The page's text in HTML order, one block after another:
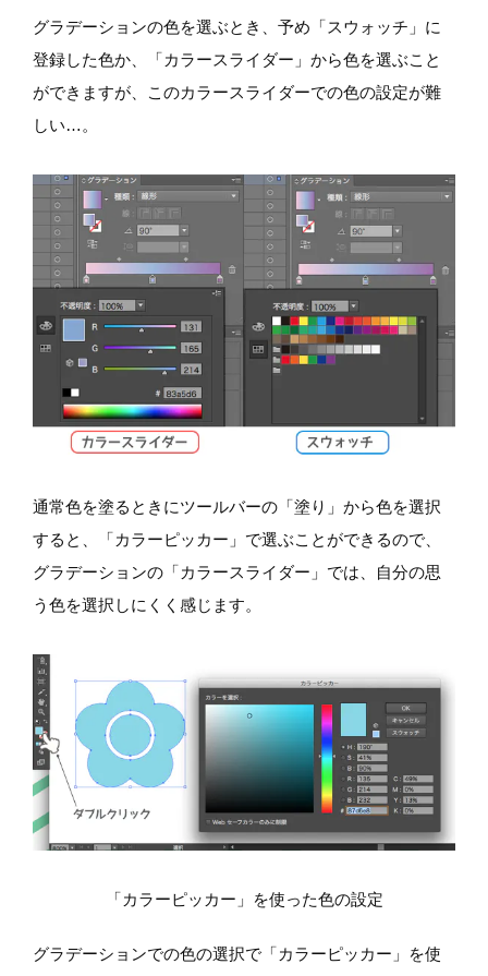
グラデーションの色を選ぶとき、予め「スウォッチ」に
登録した色か、「カラースライダー」から色を選ぶこと
ができますが、このカラースライダーでの色の設定が難
しい…。
通常色を塗るときにツールバーの「塗り」から色を選択
すると、「カラーピッカー」で選ぶことができるので、
グラデーションの「カラースライダー」では、自分の思
う色を選択しにくく感じます。
「カラーピッカー」を使った色の設定
グラデーションでの色の選択で「カラーピッカー」を使